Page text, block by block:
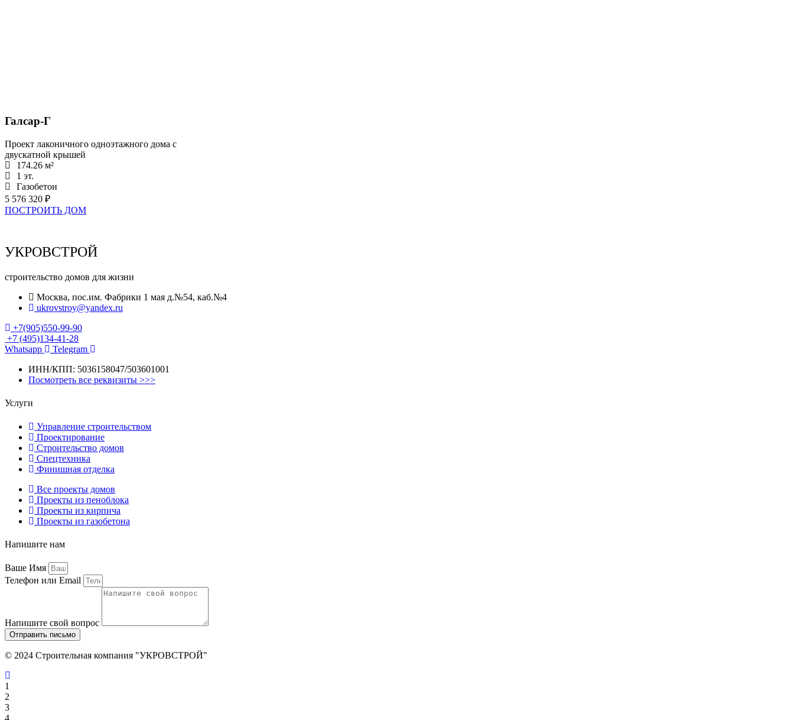
Галсар-Г
Проект лаконичного одноэтажного дома с
двускатной крышей
174.26 м²
1 эт.
Газобетон
5 576 320 ₽
ПОСТРОИТЬ ДОМ
УКРОВСТРОЙ
строительство домов для жизни
Москва, пос.им. Фабрики 1 мая д.№54, каб.№4
ukrovstroy@yandex.ru
+7(905)550-99-90
+7 (495)134-41-28
Whatsapp
Telegram
ИНН/КПП: 5036158047/503601001
Посмотреть все реквизиты >>>
Услуги
Управление строительством
Проектирование
Строительство домов
Спецтехника
Финишная отделка
Все проекты домов
Проекты из пеноблока
Проекты из кирпича
Проекты из газобетона
Напишите нам
Ваше Имя
Телефон или Email
Напишите свой вопрос
Отправить письмо
© 2024 Строительная компания "УКРОВСТРОЙ"
1
2
3
4